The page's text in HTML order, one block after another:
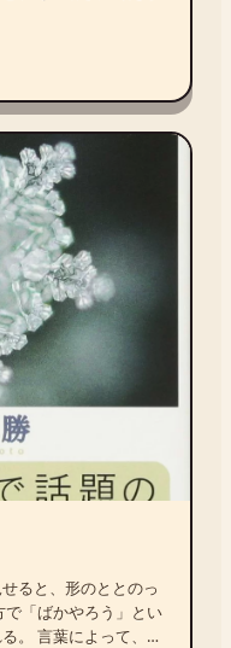
ら、迷いと痛みの深
学的エッセイ。
ると、形のととのっ
「ばかやろう」とい
。 言葉によって、声